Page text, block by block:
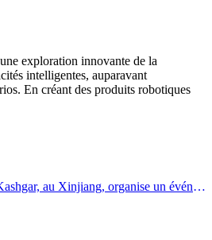
exploration innovante de la
intelligentes, auparavant
En créant des produits robotiques
Next:Kashgar, au Xinjiang, organise un événement de promotion touristique pour favoriser les échanges interethniques.